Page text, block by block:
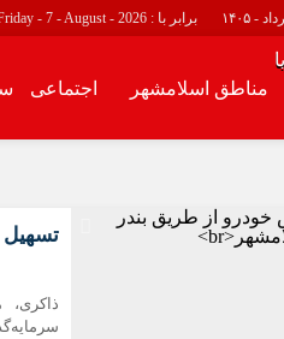
برابر با : Friday - 7 - August - 2026
مناطق اسلامشهر اجتماعی
حوادثتسهیل
ذاکری،